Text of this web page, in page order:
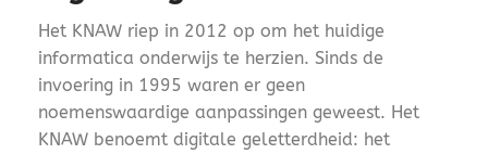
Het KNAW riep in 2012 op om het huidige
informatica onderwijs te herzien. Sinds de
invoering in 1995 waren er geen
noemenswaardige aanpassingen geweest. Het
KNAW benoemt digitale geletterdheid: het